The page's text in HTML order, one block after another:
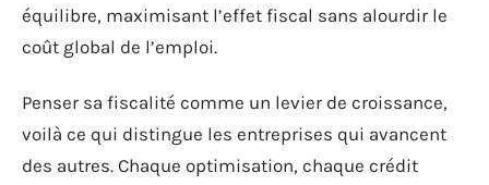
équilibre, maximisant l’effet fiscal sans alourdir le
coût global de l’emploi.
Penser sa fiscalité comme un levier de croissance,
voilà ce qui distingue les entreprises qui avancent
des autres. Chaque optimisation, chaque crédit